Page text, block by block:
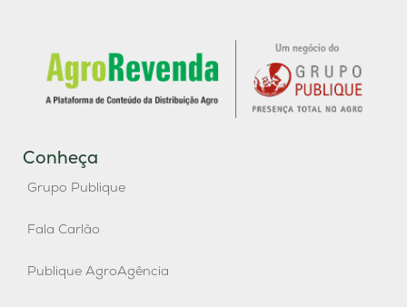
Conheça
Grupo Publique
Fala Carlão
Publique AgroAgência